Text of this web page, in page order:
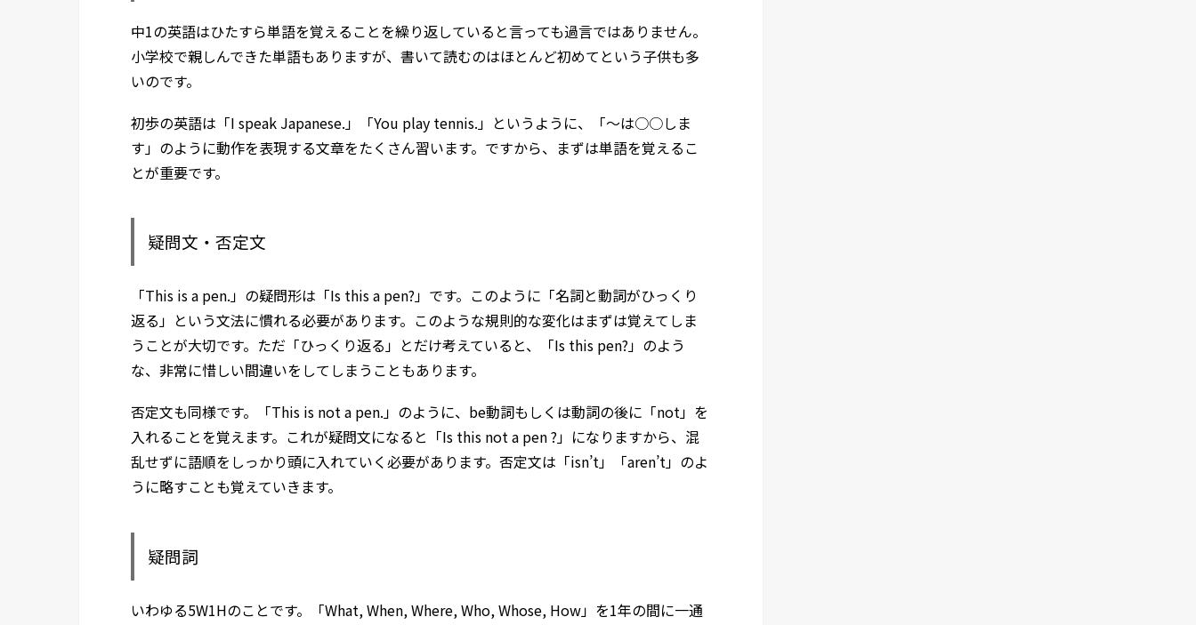
中1の英語はひたすら単語を覚えることを繰り返していると言っても過言ではありません。
小学校で親しんできた単語もありますが、書いて読むのはほとんど初めてという子供も多
いのです。
初歩の英語は「I speak Japanese.」「You play tennis.」というように、「〜は○○しま
す」のように動作を表現する文章をたくさん習います。ですから、まずは単語を覚えるこ
とが重要です。
疑問文・否定文
「This is a pen.」の疑問形は「Is this a pen?」です。このように「名詞と動詞がひっくり
返る」という文法に慣れる必要があります。このような規則的な変化はまずは覚えてしま
うことが大切です。ただ「ひっくり返る」とだけ考えていると、「Is this pen?」のよう
な、非常に惜しい間違いをしてしまうこともあります。
否定文も同様です。「This is not a pen.」のように、be動詞もしくは動詞の後に「not」を
入れることを覚えます。これが疑問文になると「Is this not a pen ?」になりますから、混
乱せずに語順をしっかり頭に入れていく必要があります。否定文は「isn’t」「aren’t」のよ
うに略すことも覚えていきます。
疑問詞
いわゆる5W1Hのことです。「What, When, Where, Who, Whose, How」を1年の間に一通